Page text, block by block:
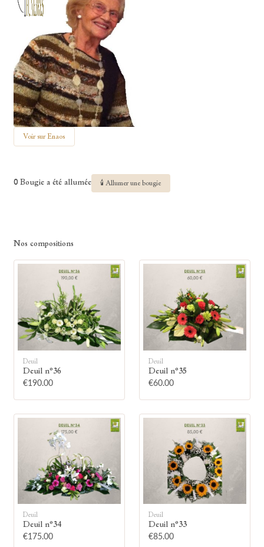
Voir sur Enaos
0 Bougie a été allumée 🕯 Allumer une bougie
Allumez une bougie
Montrez votre soutien à la famille en
allumant symboliquement une bougie.
Votre prénom
Nos compositions
Deuil
Deuil n°36
€190.00
Deuil
Deuil n°35
€60.00
Deuil
Deuil n°34
€175.00
Deuil
Deuil n°33
€85.00